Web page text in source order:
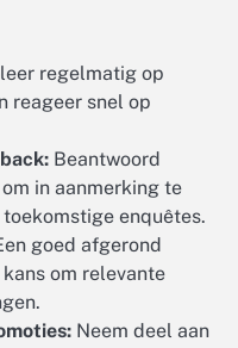
regelmatig op
reageer snel op
Beantwoord
in aanmerking te
enquêtes.
goed afgerond
om relevante
Neem deel aan